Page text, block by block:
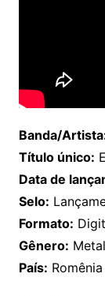
Banda/
Título único:
Data de
Selo:
Formato:
Gênero:
País: Romênia